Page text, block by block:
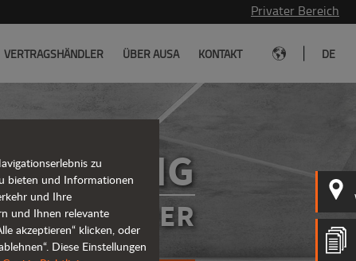
Privater Bereich
VERTRAGSHÄNDLER ÜBER AUSA KONTAKT DE
D301AHG
DUMPER
zu
bieten und Informationen
und Ihre
und Ihnen relevante
akzeptieren“ klicken, oder
Diese Einstellungen